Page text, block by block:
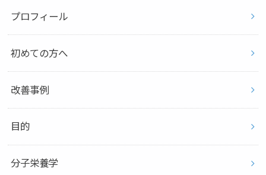
プロフィール
初めての方へ
改善事例
目的
分子栄養学